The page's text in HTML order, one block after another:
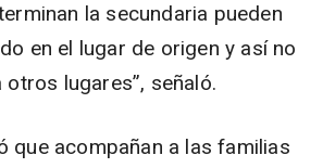
la secundaria pueden
en el lugar de origen y así no
lugares”, señaló.
que acompañan a las familias